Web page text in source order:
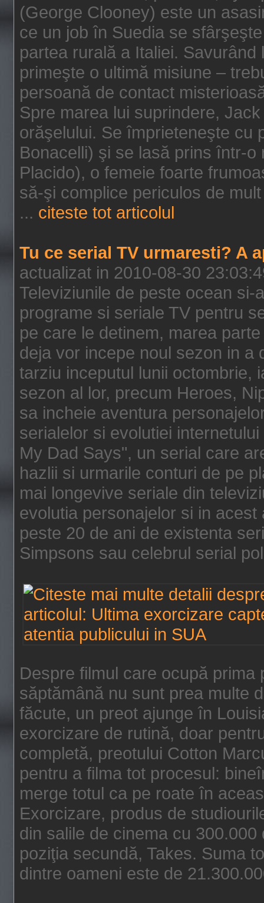
(George Clooney) este un
ce un job în Suedia se
partea rurală a Italiei.
primeşte o ultimă misiune –
persoană de contact
Spre marea lui suprindere,
orăşelului. Se împrieteneşte cu
Bonacelli) şi se lasă prins într-
Placido), o femeie foarte
să-şi complice periculos de
... citeste tot articolul
Tu ce serial TV urmaresti? A
actualizat in 2010-08-30
Televiziunile de peste ocean si-
programe si seriale TV pentru
pe care le detinem, marea
deja vor incepe noul sezon in a
tarziu inceputul lunii octombrie,
sezon al lor, precum Heroes,
sa incheie aventura
serialelor si evolutiei
My Dad Says", un serial care
hazlii si urmarile conturi de pe
mai longevive seriale din
evolutia personajelor si in
peste 20 de ani de existenta
Simpsons sau celebrul serial
Despre filmul care ocupă
săptămână nu sunt prea multe
făcute, un preot ajunge în
exorcizare de rutină, doar
completă, preotului Cotton
pentru a filma tot procesul:
merge totul ca pe roate în
Exorcizare, produs de
din salile de cinema cu
poziţia secundă, Takes. Suma
dintre oameni este de